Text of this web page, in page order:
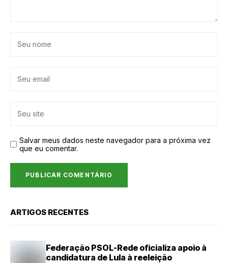
Salvar meus dados neste navegador para a próxima vez
que eu comentar.
ARTIGOS RECENTES
Federação PSOL-Rede oficializa apoio à
candidatura de Lula à reeleição